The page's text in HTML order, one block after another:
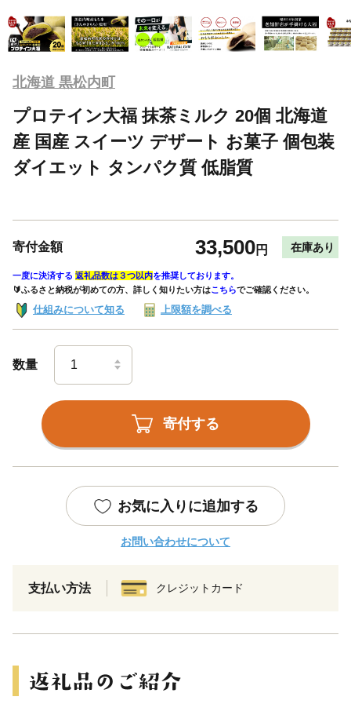
北海道 黒松内町
プロテイン大福 抹茶ミルク 20個 北海道
産 国産 スイーツ デザート お菓子 個包装
ダイエット タンパク質 低脂質
寄付金額 33,500円 在庫あり
一度に決済する 返礼品数は３つ以内を推奨しております。
🔰ふるさと納税が初めての方、詳しく知りたい方はこちらでご確認ください。
仕組みについて知る 上限額を調べる
数量
寄付する
お気に入りに追加する
お問い合わせについて
支払い方法 クレジットカード